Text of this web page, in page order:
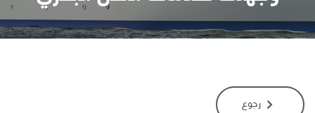
رجوع